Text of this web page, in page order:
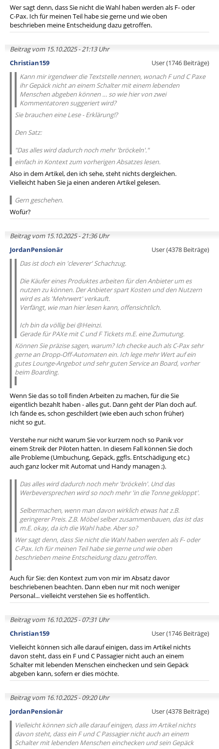
Wer sagt denn, dass Sie nicht die Wahl haben werden als F- oder
C-Pax. Ich für meinen Teil habe sie gerne und wie oben
beschrieben meine Entscheidung dazu getroffen.
Beitrag vom 15.10.2025 - 21:13 Uhr
Christian159
User (1746 Beiträge)
Kann mir irgendwer die Textstelle nennen, wonach F und C Paxe
ihr Gepäck nicht an einem Schalter mit einem lebenden
Menschen abgeben können … so wie hier von zwei
Kommentatoren suggeriert wird?
Sie brauchen eine Lese - Erklärung!?
Den Satz:
"Das alles wird dadurch noch mehr 'bröckeln'."
einfach in Kontext zum vorherigen Absatzes lesen.
Also in dem Artikel, den ich sehe, steht nichts dergleichen.
Vielleicht haben Sie ja einen anderen Artikel gelesen.
Gern geschehen.
Wofür?
Beitrag vom 15.10.2025 - 21:36 Uhr
JordanPensionär
User (4378 Beiträge)
Das ist doch ein 'cleverer' Schachzug.
Die Käufer eines Produktes arbeiten für den Anbieter um es
nutzen zu können. Der Anbieter spart Kosten und den Nutzern
wird es als 'Mehrwert' verkauft.
Verfängt, wie man hier lesen kann, offensichtlich.
Ich bin da völlig bei @Heinzi.
Gerade für PAXe mit C und F Tickets m.E. eine Zumutung.
Können Sie präzise sagen, warum? Ich checke auch als C-Pax sehr
gerne an Dropp-Off-Automaten ein. Ich lege mehr Wert auf ein
gutes Lounge-Angebot und sehr guten Service an Board, vorher
beim Boarding.
Wenn Sie das so toll finden Arbeiten zu machen, für die Sie
eigentlich bezahlt haben - alles gut. Dann geht der Plan doch auf.
Ich fände es, schon geschildert (wie eben auch schon früher)
nicht so gut.
Verstehe nur nicht warum Sie vor kurzem noch so Panik vor
einem Streik der Piloten hatten. In diesem Fall können Sie doch
alle Probleme (Umbuchung, Gepäck, ggfls. Entschädigung etc.)
auch ganz locker mit Automat und Handy managen ;).
Das alles wird dadurch noch mehr 'bröckeln'. Und das
Werbeversprechen wird so noch mehr 'in die Tonne gekloppt'.
Selbermachen, wenn man davon wirklich etwas hat z.B.
geringerer Preis. Z.B. Möbel selber zusammenbauen, das ist das
m.E. okay, da ich die Wahl habe. Aber so?
Wer sagt denn, dass Sie nicht die Wahl haben werden als F- oder
C-Pax. Ich für meinen Teil habe sie gerne und wie oben
beschrieben meine Entscheidung dazu getroffen.
Auch für Sie: den Kontext zum von mir im Absatz davor
beschriebenen beachten. Dann eben nur mit noch weniger
Personal... vielleicht verstehen Sie es hoffentlich.
Beitrag vom 16.10.2025 - 07:31 Uhr
Christian159
User (1746 Beiträge)
Vielleicht können sich alle darauf einigen, dass im Artikel nichts
davon steht, dass ein F und C Passagier nicht auch an einem
Schalter mit lebenden Menschen einchecken und sein Gepäck
abgeben kann, sofern er dies möchte.
Beitrag vom 16.10.2025 - 09:20 Uhr
JordanPensionär
User (4378 Beiträge)
Vielleicht können sich alle darauf einigen, dass im Artikel nichts
davon steht, dass ein F und C Passagier nicht auch an einem
Schalter mit lebenden Menschen einchecken und sein Gepäck